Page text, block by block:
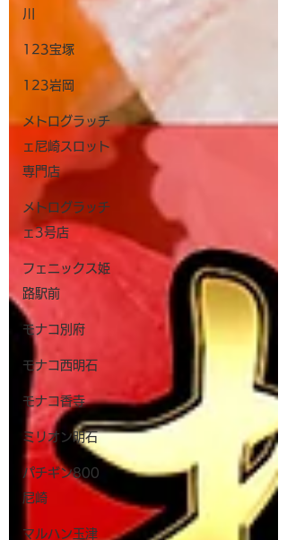
川
123宝塚
123岩岡
メトログラッチ
ェ尼崎スロット
専門店
メトログラッチ
ェ3号店
フェニックス姫
路駅前
モナコ別府
モナコ西明石
モナコ香寺
ミリオン明石
パチギン800
尼崎
マルハン玉津